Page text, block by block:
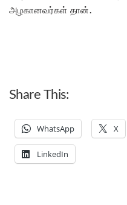
அழகானவர்கள் தான்.
Share This:
WhatsApp X
LinkedIn